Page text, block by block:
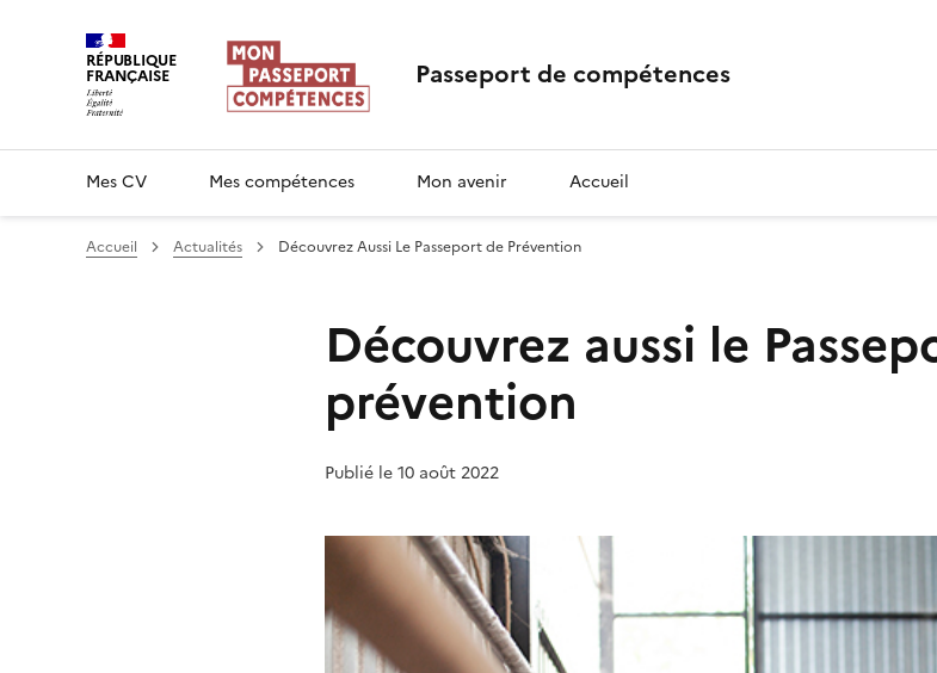
RÉPUBLIQUE
FRANÇAISE Passeport de compétences
Mes CV Mes compétences Mon avenir Accueil
Accueil Actualités Découvrez Aussi Le Passeport de Prévention
Découvrez aussi le
prévention
Publié le 10 août 2022